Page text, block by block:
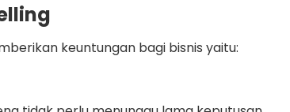
keuntungan bagi bisnis yaitu: